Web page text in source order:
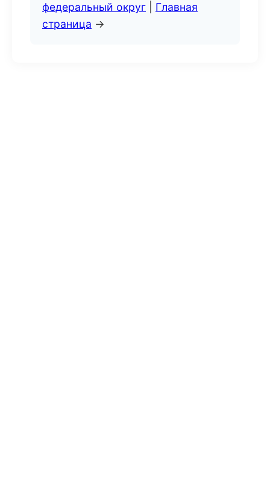
федеральный округ
Главная
страница →